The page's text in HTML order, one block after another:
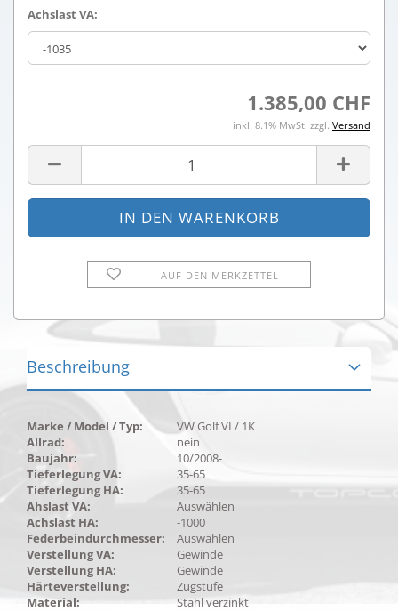
Achslast VA:
1.385,00 CHF
inkl. 8.1% MwSt. zzgl. Versand
AUF DEN MERKZETTEL
Beschreibung
Marke / Model / Typ:
VW Golf VI / 1K
Allrad:
nein
Baujahr:
10/2008-
Tieferlegung VA:
35-65
Tieferlegung HA:
35-65
Ahslast VA:
Auswählen
Achslast HA:
-1000
Federbeindurchmesser:
Auswählen
Verstellung VA:
Gewinde
Verstellung HA:
Gewinde
Härteverstellung:
Zugstufe
Material:
Stahl verzinkt